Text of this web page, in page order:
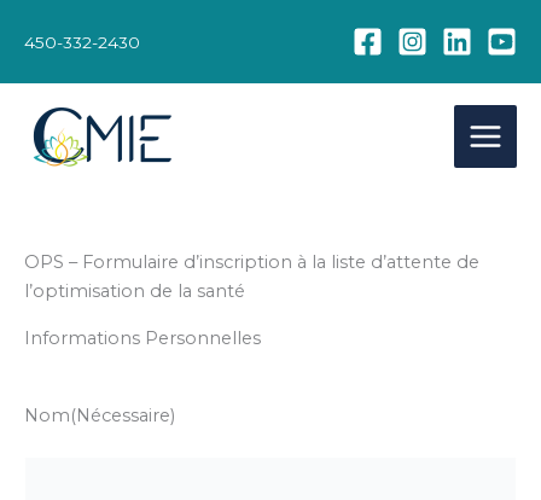
450-332-2430
OPS – Formulaire d’inscription à la liste d’attente de
l’optimisation de la santé
Informations Personnelles
Nom(Nécessaire)